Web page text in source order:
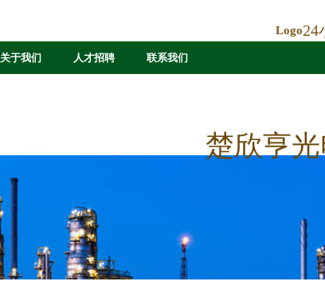
Logo24
关于我们 人才招聘 联系我们
楚欣亨